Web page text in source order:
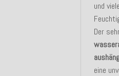
und
Der
eine